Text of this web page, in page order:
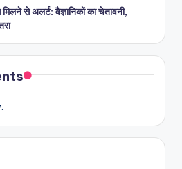
से अलर्ट: वैज्ञानिकों का चेतावनी,